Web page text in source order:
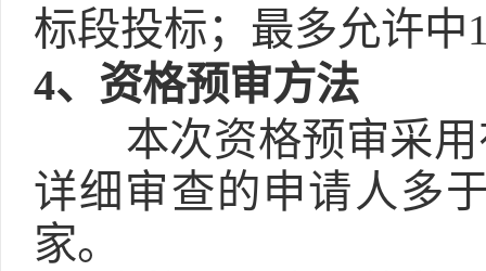
标段投标；最多允许中
4、资格预审方法
本次资格预审采
详细审查的申请人多
家。